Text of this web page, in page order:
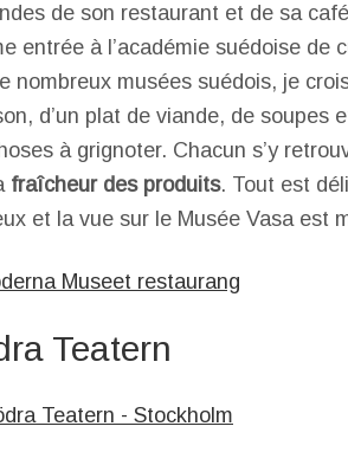
de son restaurant et de sa
entrée à l’académie suédoise de
nombreux musées suédois, je
d’un plat de viande, de soupes
à grignoter. Chacun s’y
fraîcheur des produits. Tout est
et la vue sur le Musée Vasa est
Teatern